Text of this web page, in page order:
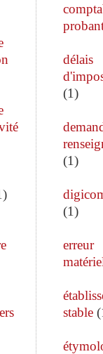
)
délais
(1)
(1)
(1)
erreur
stable(